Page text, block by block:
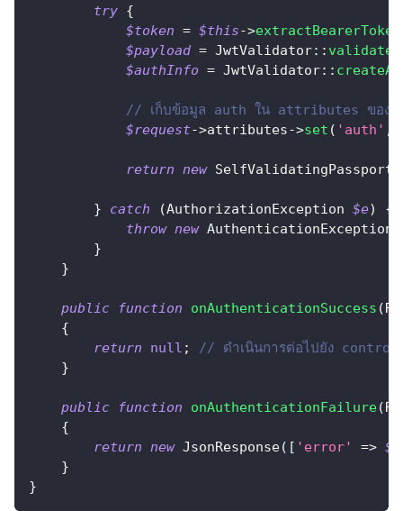
try {
$token = $this->extractBearerToken
$payload = JwtValidator::
$authInfo = JwtValidator::
// เก็บข้อมูล auth ใน attributes ของ
$request->attributes->set ( 'auth' ,
return new SelfValidatingPassport
} catch (AuthorizationException $e)
{
throw new AuthenticationException
}
}
public function onAuthenticationSuccess (
{
return
null ;
// ดำเนินการต่อไปยัง
}
public function onAuthenticationFailure(
{
return
new JsonResponse( [ 'error' =>
}
}